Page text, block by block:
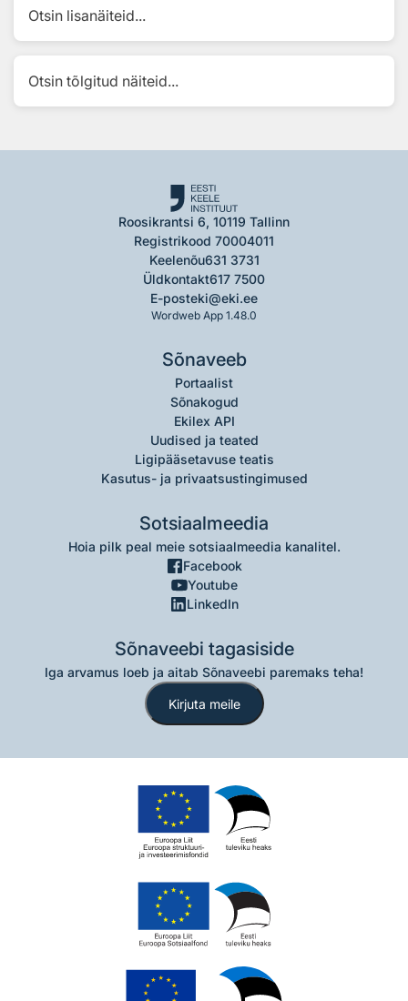
Otsin lisanäiteid...
Otsin tõlgitud näiteid...
Roosikrantsi 6, 10119 Tallinn
Registrikood 70004011
Keelenõu631 3731
Üldkontakt617 7500
E-posteki@eki.ee
Wordweb App 1.48.0
Sõnaveeb
Portaalist
Sõnakogud
Ekilex API
Uudised ja teated
Ligipääsetavuse teatis
Kasutus- ja privaatsustingimused
Sotsiaalmeedia
Hoia pilk peal meie sotsiaalmeedia kanalitel.
Facebook
Youtube
LinkedIn
Sõnaveebi tagasiside
Iga arvamus loeb ja aitab Sõnaveebi paremaks teha!
Kirjuta meile